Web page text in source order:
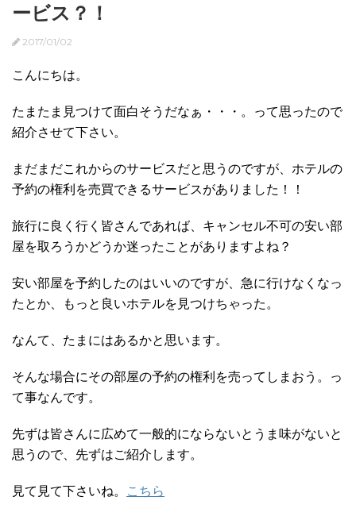
ービス？！
2017/01/02
こんにちは。
たまたま見つけて面白そうだなぁ・・・。って思ったので
紹介させて下さい。
まだまだこれからのサービスだと思うのですが、ホテルの
予約の権利を売買できるサービスがありました！！
旅行に良く行く皆さんであれば、キャンセル不可の安い部
屋を取ろうかどうか迷ったことがありますよね？
安い部屋を予約したのはいいのですが、急に行けなくなっ
たとか、もっと良いホテルを見つけちゃった。
なんて、たまにはあるかと思います。
そんな場合にその部屋の予約の権利を売ってしまおう。っ
て事なんです。
先ずは皆さんに広めて一般的にならないとうま味がないと
思うので、先ずはご紹介します。
見て見て下さいね。 こちら